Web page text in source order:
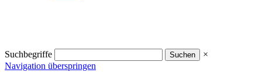
Suchbegriffe
×
Navigation überspringen